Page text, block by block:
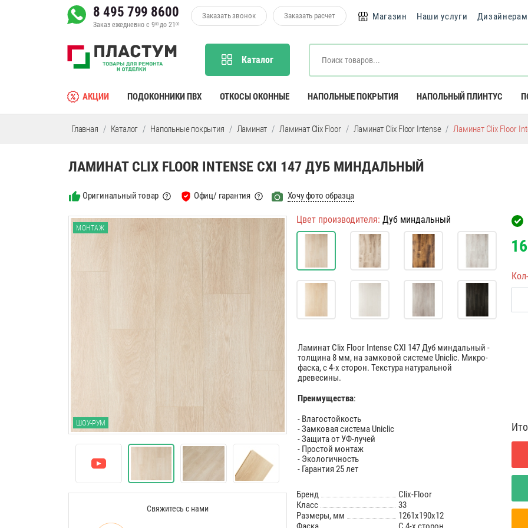
8 495 799 8600
Заказ ежедневно с 900до 2100
Заказать звонок Заказать расчет Магазин Наши услуги Дизайнерам
Каталог
АКЦИИ ПОДОКОННИКИ ПВХ ОТКОСЫ ОКОННЫЕ НАПОЛЬНЫЕ ПОКРЫТИЯ НАПОЛЬНЫЙ ПЛИНТУС
Главная Каталог Напольные покрытия Ламинат Ламинат Clix Floor Ламинат Clix Floor Intense Ламинат Clix Floor
ЛАМИНАТ CLIX FLOOR INTENSE CXI 147 ДУБ МИНДАЛЬНЫЙ
Оригинальный товар Офиц/ гарантия Хочу фото образца
МОНТАЖ
ШОУ-РУМ
Свяжитесь с нами
Цвет производителя:Дуб миндальный
Ламинат Clix Floor Intense CXI 147 Дуб миндальный -
толщина 8 мм, на замковой системе Uniclic. Микро-
фаска, с 4-х сторон. Текстура натуральной
древесины.
Преимущества:
- Влагостойкость
- Замковая система Uniclic
- Защита от УФ-лучей
- Простой монтаж
- Экологичность
- Гарантия 25 лет
Бренд
Clix-Floor
Класс
33
Размеры, мм
1261х190х12